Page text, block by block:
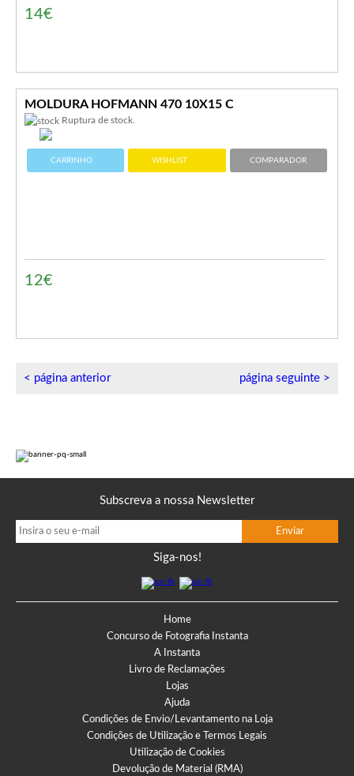
14€
MOLDURA HOFMANN 470 10X15 C
Ruptura de stock.
CARRINHO WISHLIST COMPARADOR
12€
< página anterior página seguinte >
Subscreva a nossa Newsletter
Siga-nos!
Home
Concurso de Fotografia Instanta
A Instanta
Livro de Reclamações
Lojas
Ajuda
Condições de Envio/Levantamento na Loja
Condições de Utilização e Termos Legais
Utilização de Cookies
Devolução de Material (RMA)